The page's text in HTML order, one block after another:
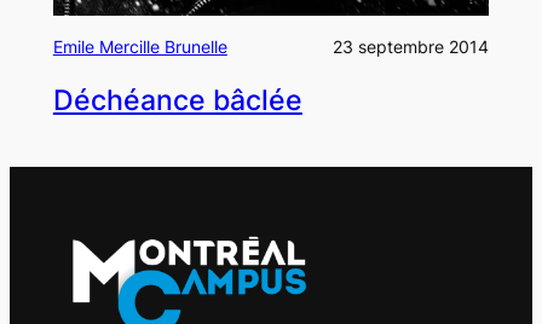
Emile Mercille Brunelle 23 septembre 2014
Déchéance bâclée